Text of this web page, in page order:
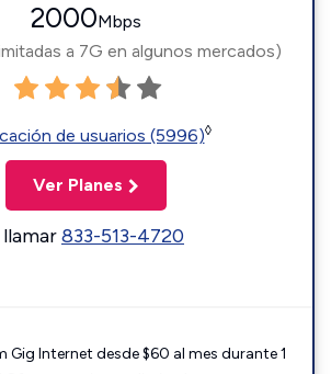
2000Mbps
a 7G en algunos mercados)
de usuarios (5996)◊
Ver Planes
833-513-4720
Gig Internet desde $60 al mes durante 1